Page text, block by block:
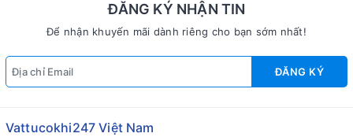
ĐĂNG KÝ NHẬN TIN
Để nhận khuyến mãi dành riêng cho bạn sớm nhất!
ĐĂNG KÝ
Vattucokhi247 Việt Nam